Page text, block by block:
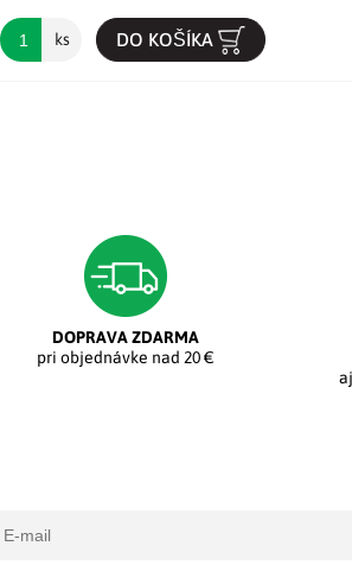
ks DO KOŠÍKA
DOPRAVA ZDARMA
pri objednávke nad 20 €